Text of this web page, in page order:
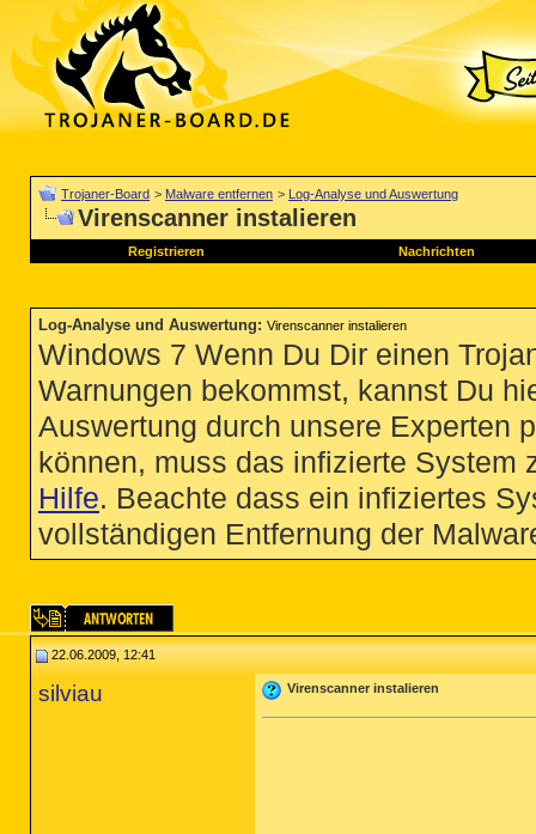
Trojaner-Board > Malware entfernen > Log-Analyse und Auswertung
Virenscanner instalieren
Registrieren Nachrichten
Log-Analyse und Auswertung: Virenscanner instalieren
Windows 7 Wenn Du Dir einen
Warnungen bekommst, kannst Du
Auswertung durch unsere Experten
können, muss das infizierte System
Hilfe. Beachte dass ein infiziertes
vollständigen Entfernung der
22.06.2009, 12:41
silviau Virenscanner instalieren